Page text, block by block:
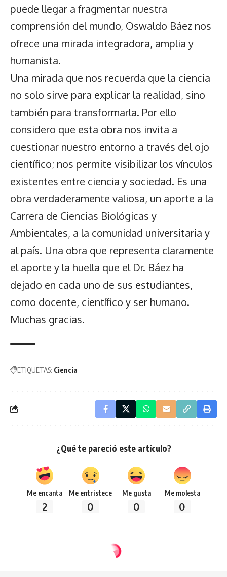
puede llegar a fragmentar nuestra
comprensión del mundo, Oswaldo Báez nos
ofrece una mirada integradora, amplia y
humanista.
Una mirada que nos recuerda que la ciencia
no solo sirve para explicar la realidad, sino
también para transformarla. Por ello
considero que esta obra nos invita a
cuestionar nuestro entorno a través del ojo
científico; nos permite visibilizar los vínculos
existentes entre ciencia y sociedad. Es una
obra verdaderamente valiosa, un aporte a la
Carrera de Ciencias Biológicas y
Ambientales, a la comunidad universitaria y
al país. Una obra que representa claramente
el aporte y la huella que el Dr. Báez ha
dejado en cada uno de sus estudiantes,
como docente, científico y ser humano.
Muchas gracias.
ETIQUETAS: Ciencia
¿Qué te pareció este artículo?
Me encanta
2
Me entristece
0
Me gusta
0
Me molesta
0